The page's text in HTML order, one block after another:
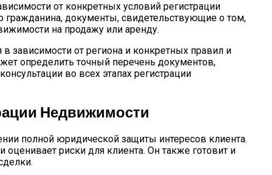
от конкретных условий регистрации
документы, свидетельствующие о том,
на продажу или аренду.
зависимости от региона и конкретных правил и
определить точный перечень документов,
во всех этапах регистрации
Недвижимости
полной юридической защиты интересов клиента.
риски для клиента. Он также готовит и